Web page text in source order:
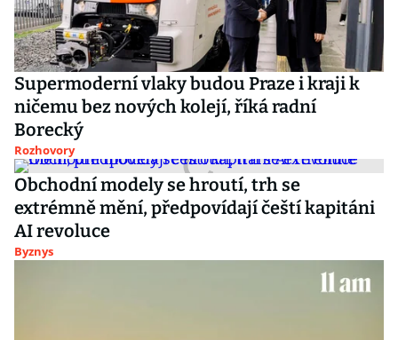
Supermoderní vlaky budou Praze i kraji k
ničemu bez nových kolejí, říká radní
Borecký
Rozhovory
Obchodní modely se hroutí, trh se
extrémně mění, předpovídají čeští kapitáni
AI revoluce
Byznys